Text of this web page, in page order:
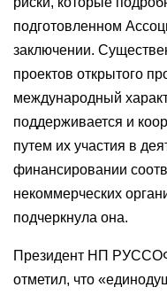
подготовленном
заключении.
проектов открытого
международный
поддерживается и
путем их участия в
финансировании
некоммерческих
подчеркнула она.
Президент НП
отметил, что